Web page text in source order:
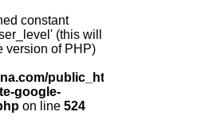
constant
(this will
version of PHP)
public_html/wp-
google-
on line 524